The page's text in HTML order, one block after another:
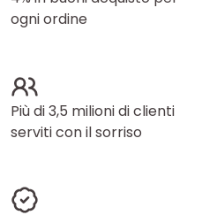
ogni ordine
Più di 3,5 milioni di clienti
serviti con il sorriso